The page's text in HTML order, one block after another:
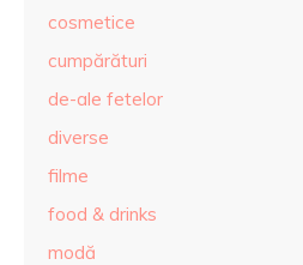
cosmetice
cumpărături
de-ale fetelor
diverse
filme
food & drinks
modă